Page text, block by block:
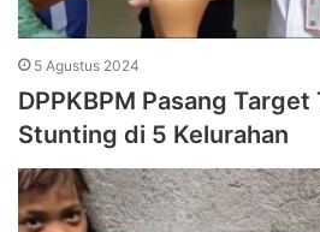
5 Agustus 2024
DPPKBPM Pasang Target
Stunting di 5 Kelurahan